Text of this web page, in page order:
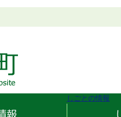
しごとの情報